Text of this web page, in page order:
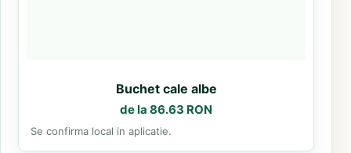
Buchet cale albe
de la 86.63 RON
Se confirma local in aplicatie.